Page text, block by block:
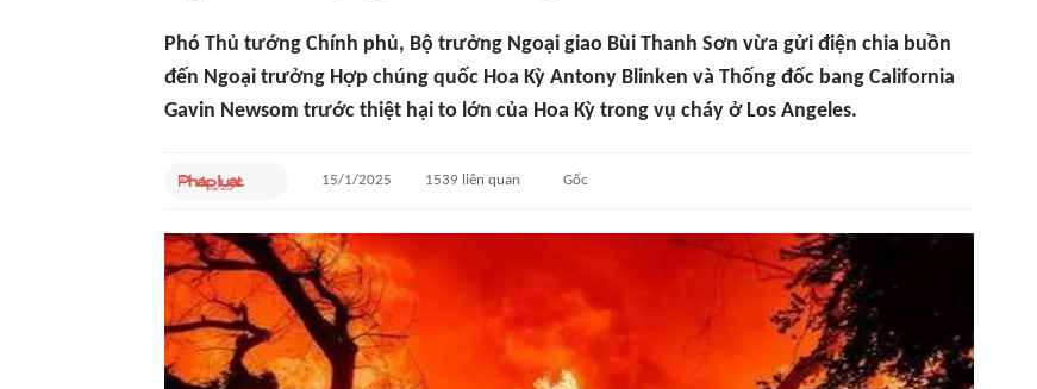
Phó Thủ tướng Chính phủ, Bộ trưởng Ngoại giao Bùi Thanh Sơn vừa gửi điện chia buồn
đến Ngoại trưởng Hợp chúng quốc Hoa Kỳ Antony Blinken và Thống đốc bang California
Gavin Newsom trước thiệt hại to lớn của Hoa Kỳ trong vụ cháy ở Los Angeles.
15/1/2025 1539 liên quan Gốc